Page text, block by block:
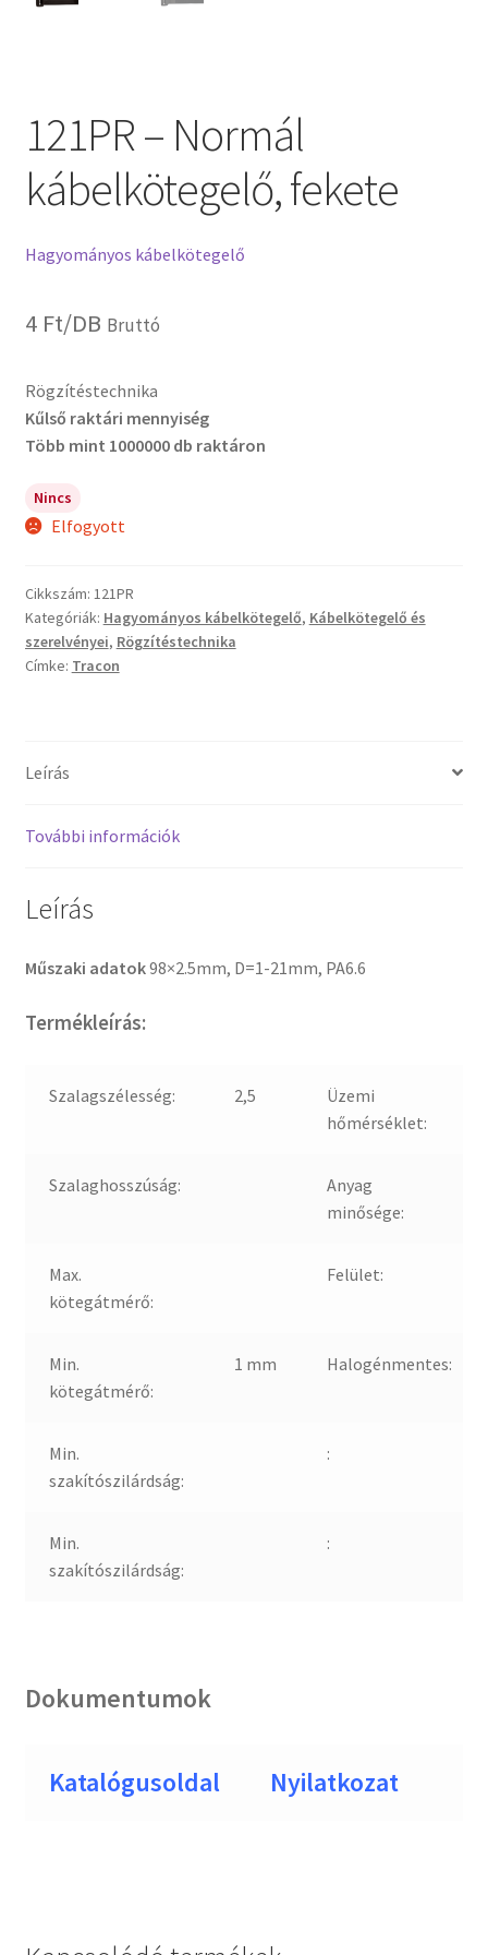
121PR – Normál
kábelkötegelő, fekete
Hagyományos kábelkötegelő
4 Ft/DB Bruttó
Rögzítéstechnika
Kűlső raktári mennyiség
Több mint 1000000 db raktáron
Nincs
Elfogyott
Cikkszám: 121PR
Kategóriák: Hagyományos kábelkötegelő, Kábelkötegelő és
szerelvényei, Rögzítéstechnika
Címke: Tracon
Leírás
További információk
Leírás
Műszaki adatok98×2.5mm, D=1-21mm, PA6.6
Termékleírás:
Szalagszélesség: 2,5
Üzemi
hőmérséklet:
Szalaghosszúság:
Anyag
minősége:
Max.
kötegátmérő:
Felület:
Min.
kötegátmérő:
1 mm Halogénmentes:
Min.
szakítószilárdság:
:
Min.
szakítószilárdság:
:
Dokumentumok
Katalógusoldal Nyilatkozat